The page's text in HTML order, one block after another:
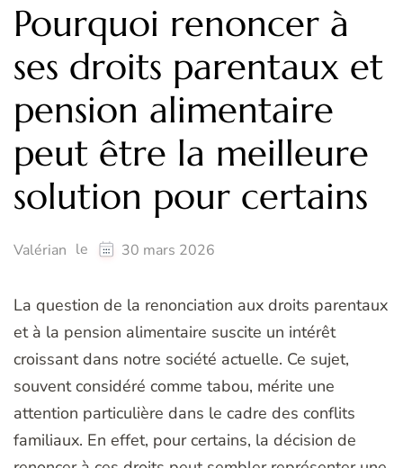
Pourquoi renoncer à
ses droits parentaux et
pension alimentaire
peut être la meilleure
solution pour certains
Valérian le 30 mars 2026
La question de la renonciation aux droits parentaux
et à la pension alimentaire suscite un intérêt
croissant dans notre société actuelle. Ce sujet,
souvent considéré comme tabou, mérite une
attention particulière dans le cadre des conflits
familiaux. En effet, pour certains, la décision de